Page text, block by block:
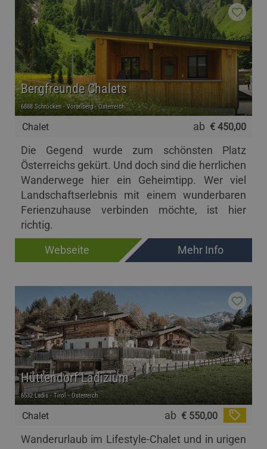
Chalet
Bergfreunde Chalets
6888 Schröcken - Vorarlberg - Österreich
ab € 450,00
Die Gegend wurde zum schönsten Platz
Österreichs gekürt. Und doch sind die herrlichen
Wanderwege hier ein Geheimtipp. Wer viel
Landschaftserlebnis mit einem wunderbaren
Ferienzuhause verbinden möchte, ist hier
richtig.
Webseite
Mehr Info
Chalet
Hüttendorf Ladizium
6532 Ladis - Tirol - Österreich
ab € 550,00
Wanderurlaub im Lifestyle-Chalet und in urigen